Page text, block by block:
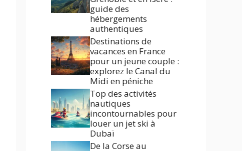
guide des
hébergements
authentiques
Destinations de
vacances en France
pour un jeune couple :
explorez le Canal du
Midi en péniche
Top des activités
nautiques
incontournables pour
louer un jet ski à
Dubaï
De la Corse au